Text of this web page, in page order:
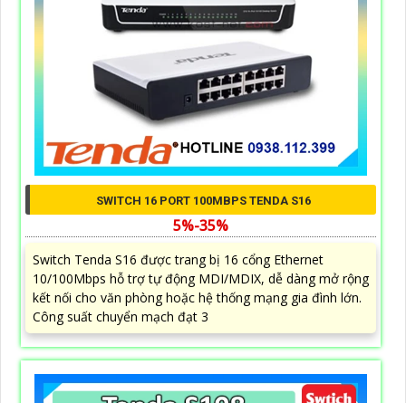
SWITCH 16 PORT 100MBPS TENDA S16
5%-35%
Switch Tenda S16 được trang bị 16 cổng Ethernet
10/100Mbps hỗ trợ tự động MDI/MDIX, dễ dàng mở rộng
kết nối cho văn phòng hoặc hệ thống mạng gia đình lớn.
Công suất chuyển mạch đạt 3